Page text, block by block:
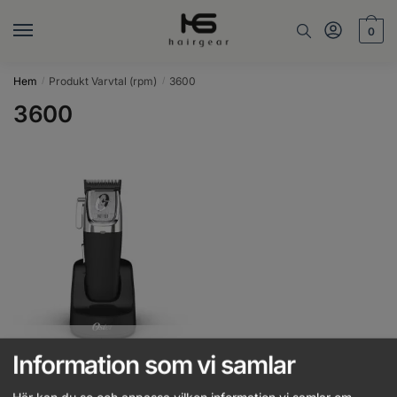
0
Hem / Produkt Varvtal (rpm) / 3600
3600
Out of stock
Oster – Fast Feed Cordless
Information som vi samlar